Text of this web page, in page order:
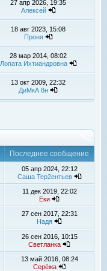
27 апр 2026, 19:35
Алексей
18 авг 2023, 15:08
Проня
28 мар 2014, 08:02
Лопата Ихтиандровна
13 окт 2009, 22:32
ДиМкА 8н
Последнее сообщение
05 апр 2024, 22:12
Саша Тер2ентьев
11 дек 2019, 22:02
Еки
27 сен 2017, 22:31
Надя
26 сен 2016, 10:15
Светланка
13 май 2016, 08:24
Серёжа